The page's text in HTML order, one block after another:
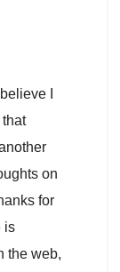
I
on
for
is
the web,